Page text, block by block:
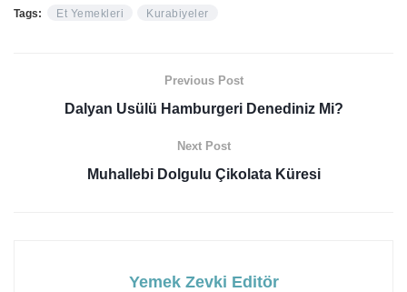
Tags: Et Yemekleri Kurabiyeler
Previous Post
Dalyan Usülü Hamburgeri Denediniz Mi?
Next Post
Muhallebi Dolgulu Çikolata Küresi
Yemek Zevki Editör